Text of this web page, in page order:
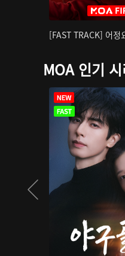
[FAST TRACK] 어정
MOA 인기